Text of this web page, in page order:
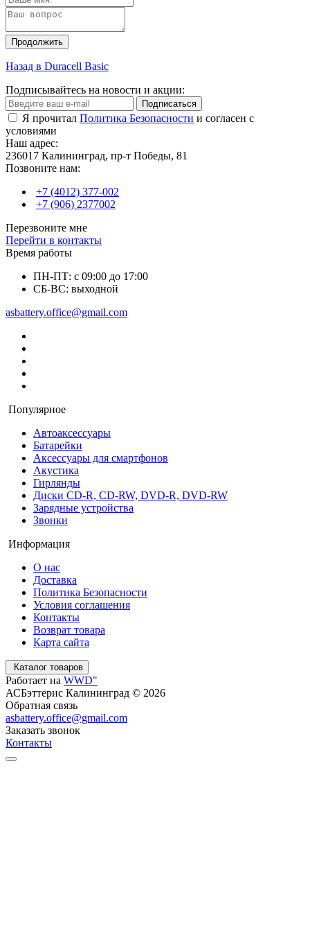
Продолжить
Назад в Duracell Basic
Подписывайтесь на новости и акции:
Подписаться
Я прочитал Политика Безопасности и согласен с
условиями
Наш адрес:
236017 Калининград,​ пр-т Победы, 81
Позвоните нам:
+7 (4012) 377-002
+7 (906) 2377002
Перезвоните мне
Перейти в контакты
Время работы
ПН-ПТ: с 09:00 до 17:00
СБ-ВС: выходной
asbattery.office@gmail.com
Популярное
Автоаксессуары
Батарейки
Аксессуары для смартфонов
Акустика
Гирлянды
Диски CD-R, CD-RW, DVD-R, DVD-RW
Зарядные устройства
Звонки
Информация
О нас
Доставка
Политика Безопасности
Условия соглашения
Контакты
Возврат товара
Карта сайта
Каталог товаров
Работает на WWD"
АСБэттерис Калининград © 2026
Обратная связь
asbattery.office@gmail.com
Заказать звонок
Контакты